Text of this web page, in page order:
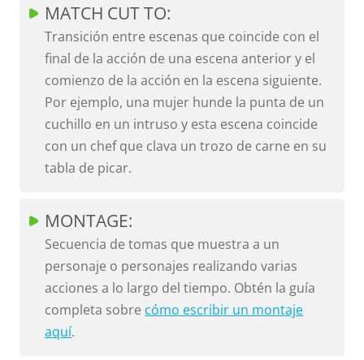
MATCH CUT TO:
Transición entre escenas que coincide con el
final de la acción de una escena anterior y el
comienzo de la acción en la escena siguiente.
Por ejemplo, una mujer hunde la punta de un
cuchillo en un intruso y esta escena coincide
con un chef que clava un trozo de carne en su
tabla de picar.
MONTAGE:
Secuencia de tomas que muestra a un
personaje o personajes realizando varias
acciones a lo largo del tiempo. Obtén la guía
completa sobre cómo escribir un montaje
aquí.